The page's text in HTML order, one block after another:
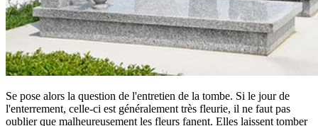
Se pose alors la question de l'entretien de la tombe. Si le jour de
l'enterrement, celle-ci est généralement très fleurie, il ne faut pas
oublier que malheureusement les fleurs fanent. Elles laissent tomber